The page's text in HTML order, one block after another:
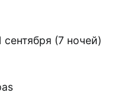
сентября (7 ночей)